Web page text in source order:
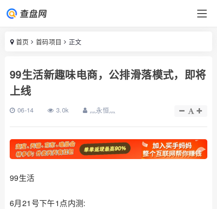
首页 首码项目 正文
99生活新趣味电商，公排滑落模式，即将
上线
06-14 3.0k 灬永恒灬
99生活
6月21号下午1点内测: